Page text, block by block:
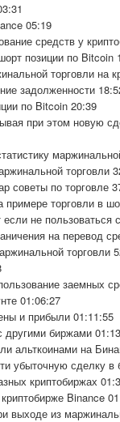
05:19
средств у
позиции по Bitcoin
торговли на
задолженности
по Bitcoin 20:39
при этом новую
торговли
советы по торговле
примере торговли в
не пользоваться
на перевод
торговли
заемных
01:06:27
и прибыли 01:11:55
другими биржами
альткоинами на
убыточную сделку в
криптобиржах
Binance
выходе из